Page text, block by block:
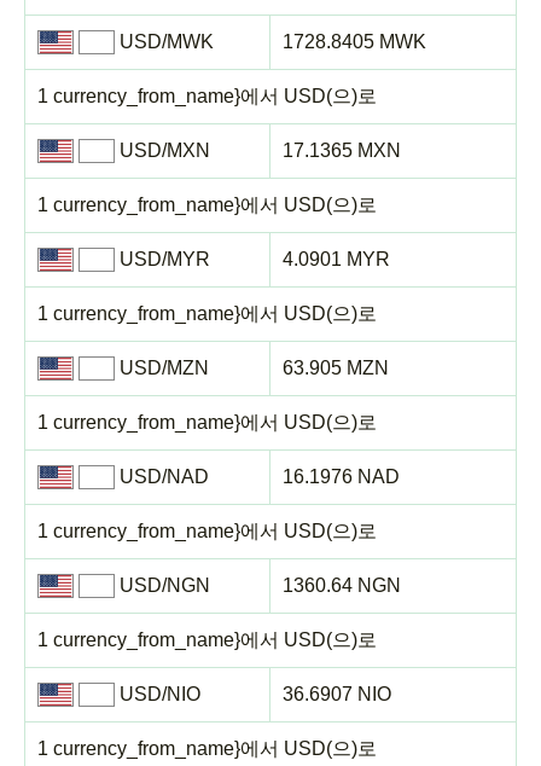
USD/MWK
1 currency_from_name}에서 USD(으)로
1728.8405 MWK
USD/MXN
1 currency_from_name}에서 USD(으)로
17.1365 MXN
USD/MYR
1 currency_from_name}에서 USD(으)로
4.0901 MYR
USD/MZN
1 currency_from_name}에서 USD(으)로
63.905 MZN
USD/NAD
1 currency_from_name}에서 USD(으)로
16.1976 NAD
USD/NGN
1 currency_from_name}에서 USD(으)로
1360.64 NGN
USD/NIO
1 currency_from_name}에서 USD(으)로
36.6907 NIO